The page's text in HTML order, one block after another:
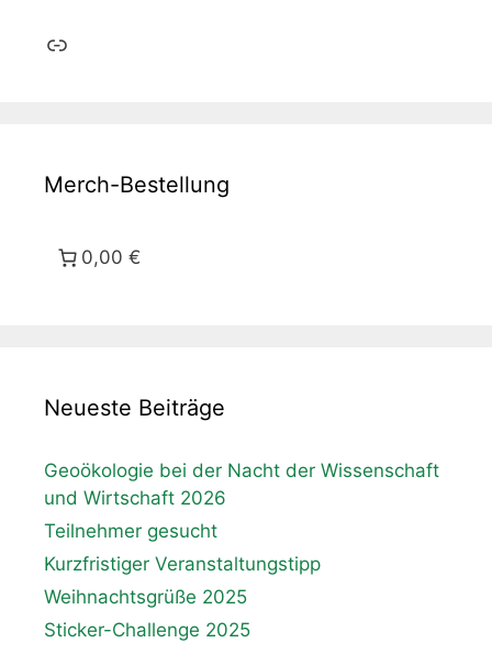
Link
Merch-Bestellung
0,00 €
Neueste Beiträge
Geoökologie bei der Nacht der Wissenschaft
und Wirtschaft 2026
Teilnehmer gesucht
Kurzfristiger Veranstaltungstipp
Weihnachtsgrüße 2025
Sticker-Challenge 2025